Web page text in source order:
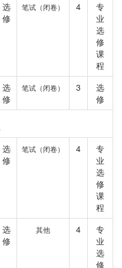
选
修
笔试（闭卷） 4
专
业
选
修
课
程
选
修
笔试（闭卷） 3
选
修
选
修
笔试（闭卷） 4
专
业
选
修
课
程
选
修
其他 4
专
业
选
修